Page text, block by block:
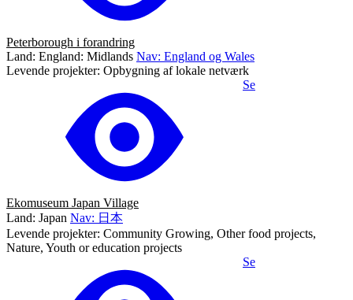
Peterborough i forandring
Land: England: Midlands Nav: England og Wales
Levende projekter: Opbygning af lokale netværk
Se
Ekomuseum Japan Village
Land: Japan Nav: 日本
Levende projekter: Community Growing, Other food projects,
Nature, Youth or education projects
Se